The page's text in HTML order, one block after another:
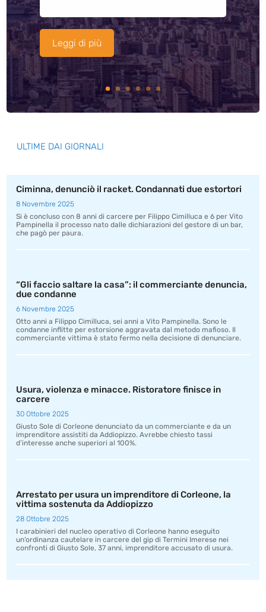
Leggi di più
ULTIME DAI GIORNALI
Ciminna, denunciò il racket. Condannati due estortori
8 Novembre 2025
Si è concluso con 8 anni di carcere per Filippo Cimilluca e 6 per Vito
Pampinella il processo nato dalle dichiarazioni del gestore di un bar,
che pagò per paura.
“Gli faccio saltare la casa”: il commerciante denuncia,
due condanne
6 Novembre 2025
Otto anni a Filippo Cimilluca, sei anni a Vito Pampinella. Sono le
condanne inflitte per estorsione aggravata dal metodo mafioso. Il
commerciante vittima è stato fermo nella decisione di denunciare.
Usura, violenza e minacce. Ristoratore finisce in
carcere
30 Ottobre 2025
Giusto Sole di Corleone denunciato da un commerciante e da un
imprenditore assistiti da Addiopizzo. Avrebbe chiesto tassi
d’interesse anche superiori al 100%.
Arrestato per usura un imprenditore di Corleone, la
vittima sostenuta da Addiopizzo
28 Ottobre 2025
I carabinieri del nucleo operativo di Corleone hanno eseguito
un’ordinanza cautelare in carcere del gip di Termini Imerese nei
confronti di Giusto Sole, 37 anni, imprenditore accusato di usura.